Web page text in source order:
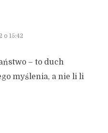
o 15:42
– to duch
myślenia, a nie li li